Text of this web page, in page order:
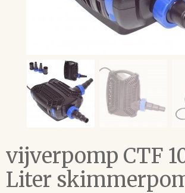
vijverpomp CTF
Liter